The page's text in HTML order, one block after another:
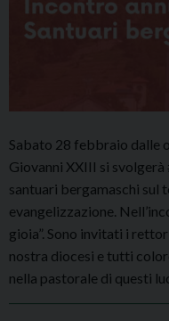
Sabato 28 febbraio dalle
Giovanni XXIII si
santuari bergamaschi sul
evangelizzazione.
gioia”. Sono invitati i
nostra diocesi e tutti
nella pastorale di questi